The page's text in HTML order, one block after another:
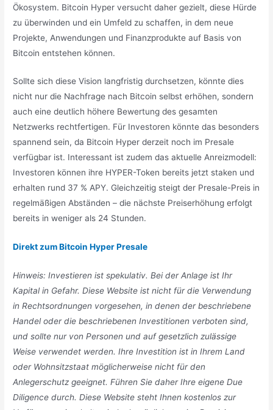
Ökosystem. Bitcoin Hyper versucht daher gezielt, diese Hürde
zu überwinden und ein Umfeld zu schaffen, in dem neue
Projekte, Anwendungen und Finanzprodukte auf Basis von
Bitcoin entstehen können.
Sollte sich diese Vision langfristig durchsetzen, könnte dies
nicht nur die Nachfrage nach Bitcoin selbst erhöhen, sondern
auch eine deutlich höhere Bewertung des gesamten
Netzwerks rechtfertigen. Für Investoren könnte das besonders
spannend sein, da Bitcoin Hyper derzeit noch im Presale
verfügbar ist. Interessant ist zudem das aktuelle Anreizmodell:
Investoren können ihre HYPER-Token bereits jetzt staken und
erhalten rund 37 % APY. Gleichzeitig steigt der Presale-Preis in
regelmäßigen Abständen – die nächste Preiserhöhung erfolgt
bereits in weniger als 24 Stunden.
Direkt zum Bitcoin Hyper Presale
Hinweis: Investieren ist spekulativ. Bei der Anlage ist Ihr
Kapital in Gefahr. Diese Website ist nicht für die Verwendung
in Rechtsordnungen vorgesehen, in denen der beschriebene
Handel oder die beschriebenen Investitionen verboten sind,
und sollte nur von Personen und auf gesetzlich zulässige
Weise verwendet werden. Ihre Investition ist in Ihrem Land
oder Wohnsitzstaat möglicherweise nicht für den
Anlegerschutz geeignet. Führen Sie daher Ihre eigene Due
Diligence durch. Diese Website steht Ihnen kostenlos zur